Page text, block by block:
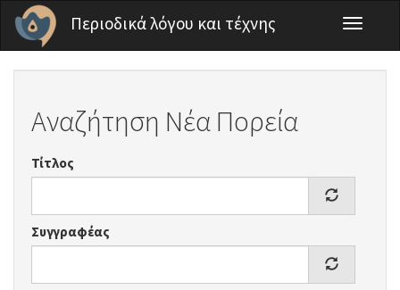
Παράκαμψη προς το κυρίως περιεχόμενο
Περιοδικά λόγου και τέχνης
Toggle
Αναζήτηση Νέα Πορεία
Τίτλος
Συγγραφέας